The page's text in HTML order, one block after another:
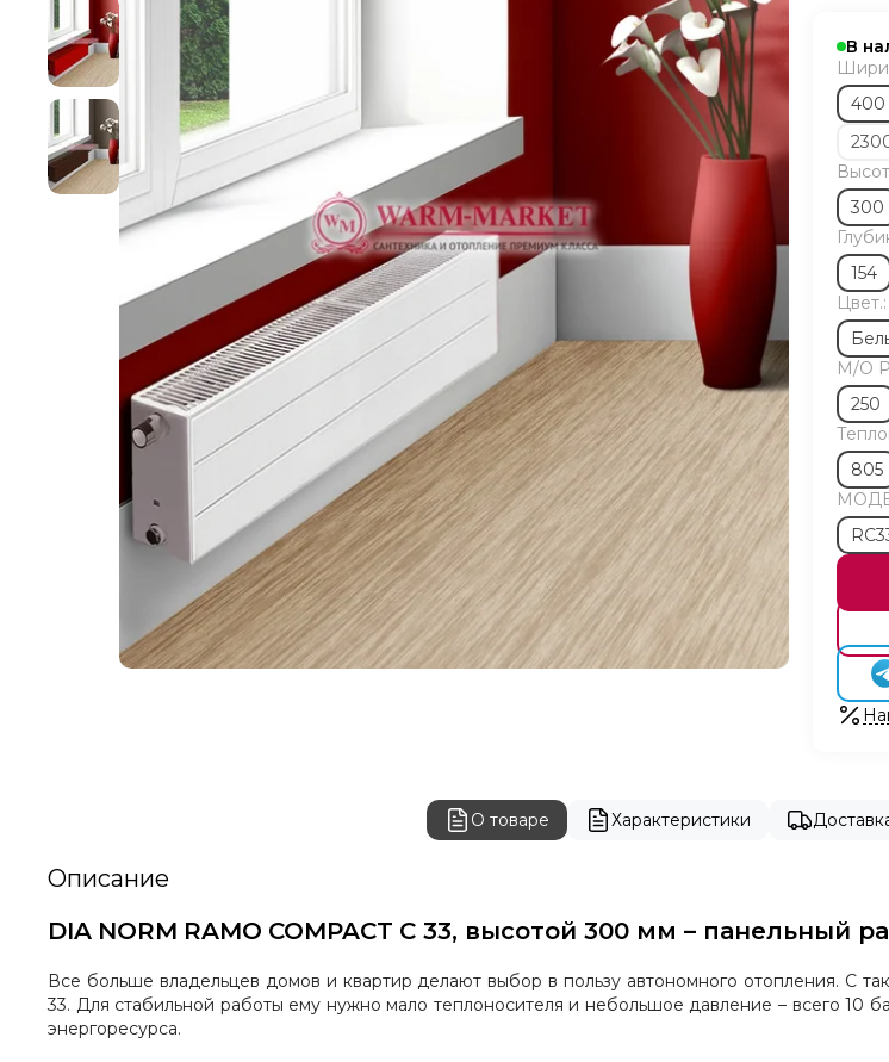
В
400
300
154
Цвет.:
М/O
250
805
О товаре Характеристики
Описание
DIA NORM RAMO COMPACT C 33, высотой 300 мм – панельный
Все больше владельцев домов и квартир делают выбор в пользу автономного отопления. С
33. Для стабильной работы ему нужно мало теплоносителя и небольшое давление – всего 10
энергоресурса.